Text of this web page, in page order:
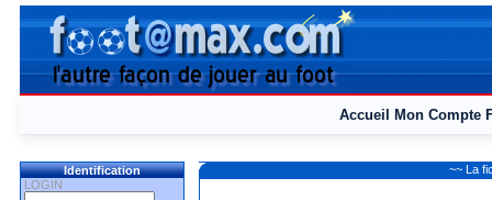
Accueil Mon Compte
Identification
LOGIN
~~ La